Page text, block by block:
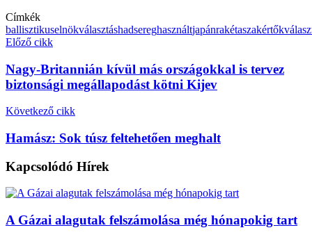
Címkék
ballisztikuselnökválasztáshadsereghasználtjapánrakétaszakértők
Előző cikk
Nagy-Britannián kívül más országokkal is tervez
biztonsági megállapodást kötni Kijev
Következő cikk
Hamász: Sok túsz feltehetően meghalt
Kapcsolódó Hírek
A Gázai alagutak felszámolása még hónapokig tart